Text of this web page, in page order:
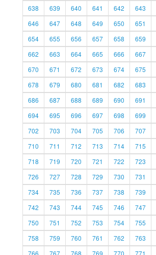
638
639 640 641 642 643
646
647 648 649 650 651
654
655 656 657 658 659
662
663 664 665 666 667
670
671 672 673 674 675
678
679 680 681 682 683
686
687 688 689 690 691
694
695 696 697 698 699
702
703 704 705 706 707
710
711 712 713 714 715
718
719 720 721 722 723
726
727 728 729 730 731
734
735 736 737 738 739
742
743 744 745 746 747
750
751 752 753 754 755
758
759 760 761 762 763
766
767 768 769 770 771